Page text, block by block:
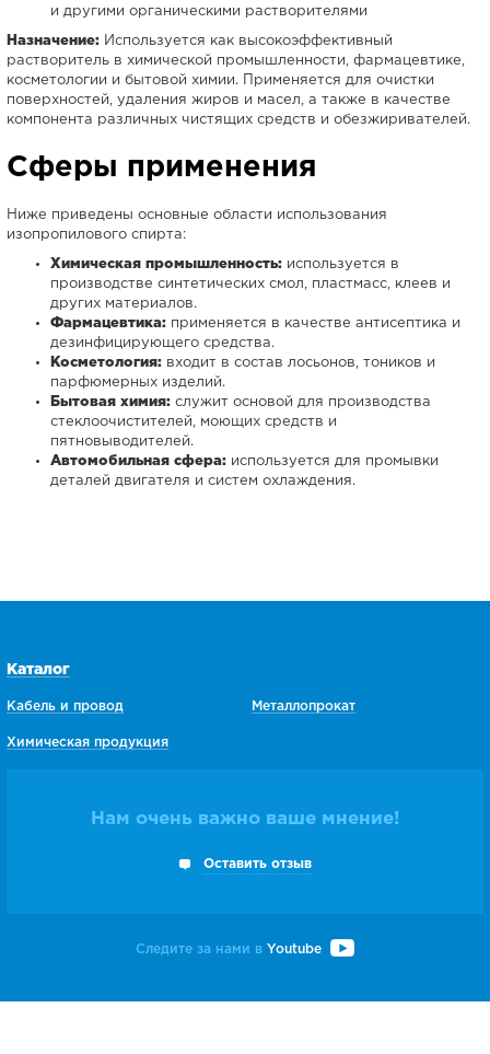
и другими органическими растворителями
Назначение: Используется как высокоэффективный
растворитель в химической промышленности, фармацевтике,
косметологии и бытовой химии. Применяется для очистки
поверхностей, удаления жиров и масел, а также в качестве
компонента различных чистящих средств и обезжиривателей.
Сферы применения
Ниже приведены основные области использования
изопропилового спирта:
Химическая промышленность: используется в
производстве синтетических смол, пластмасс, клеев и
других материалов.
Фармацевтика: применяется в качестве антисептика и
дезинфицирующего средства.
Косметология: входит в состав лосьонов, тоников и
парфюмерных изделий.
Бытовая химия: служит основой для производства
стеклоочистителей, моющих средств и
пятновыводителей.
Автомобильная сфера: используется для промывки
деталей двигателя и систем охлаждения.
Каталог
Кабель и провод
Химическая продукция
Металлопрокат
Нам очень важно ваше мнение!
Оставить отзыв
Следите за нами в Youtube